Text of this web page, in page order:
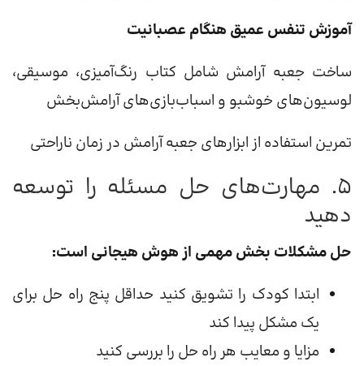
آموزش تنفس عمیق هنگام عصبانیت
ساخت جعبه آرامش شامل کتاب رنگ‌آمیزی، موسیقی،
لوسیون‌های خوشبو و اسباب‌بازی‌های آرامش‌بخش
تمرین استفاده از ابزارهای جعبه آرامش در زمان ناراحتی
۵. مهارت‌های حل مسئله را توسعه
دهید
حل مشکلات بخش مهمی از هوش هیجانی است:
ابتدا کودک را تشویق کنید حداقل پنج راه حل برای
یک مشکل پیدا کند
مزایا و معایب هر راه حل را بررسی کنید